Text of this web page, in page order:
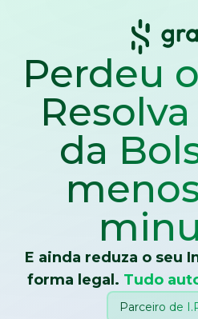
Perdeu
da
E ainda reduza o seu
forma legal. Tudo
Parceiro de